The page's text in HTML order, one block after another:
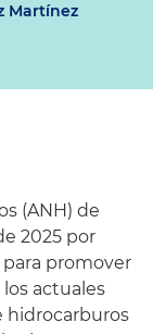
Martínez
(ANH) de
2025 por
promover
actuales
hidrocarburos